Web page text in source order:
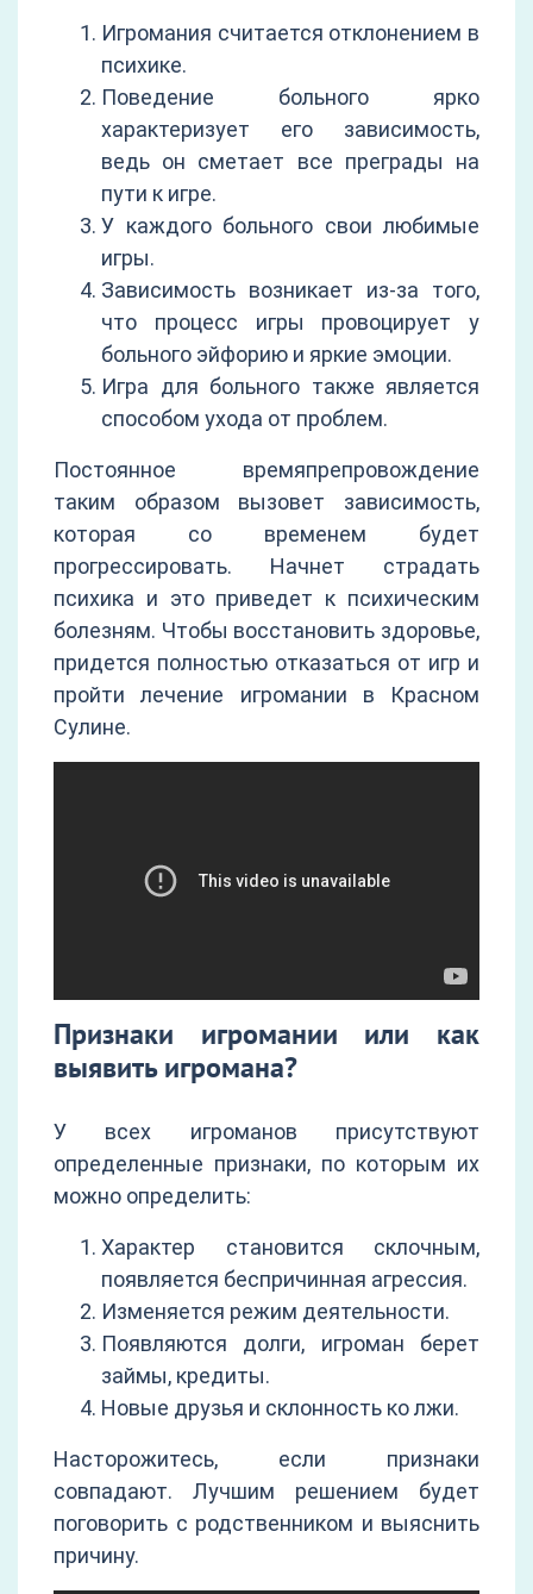
Игромания считается отклонением в
психике.
Поведение больного ярко
характеризует его зависимость,
ведь он сметает все преграды на
пути к игре.
У каждого больного свои любимые
игры.
Зависимость возникает из-за того,
что процесс игры провоцирует у
больного эйфорию и яркие эмоции.
Игра для больного также является
способом ухода от проблем.
Постоянное времяпрепровождение
таким образом вызовет зависимость,
которая со временем будет
прогрессировать. Начнет страдать
психика и это приведет к психическим
болезням. Чтобы восстановить здоровье,
придется полностью отказаться от игр и
пройти лечение игромании в Красном
Сулине.
Признаки игромании или как
выявить игромана?
У всех игроманов присутствуют
определенные признаки, по которым их
можно определить:
Характер становится склочным,
появляется беспричинная агрессия.
Изменяется режим деятельности.
Появляются долги, игроман берет
займы, кредиты.
Новые друзья и склонность ко лжи.
Насторожитесь, если признаки
совпадают. Лучшим решением будет
поговорить с родственником и выяснить
причину.